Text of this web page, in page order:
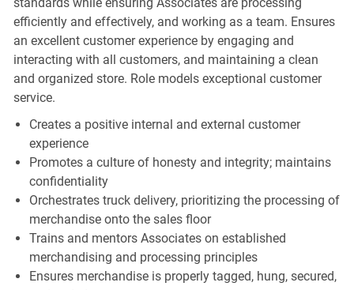
efficiently and effectively, and working as a team. Ensures
an excellent customer experience by engaging and
interacting with all customers, and maintaining a clean
and organized store. Role models exceptional customer
service.
Creates a positive internal and external customer
experience
Promotes a culture of honesty and integrity; maintains
confidentiality
Orchestrates truck delivery, prioritizing the processing of
merchandise onto the sales floor
Trains and mentors Associates on established
merchandising and processing principles
Ensures merchandise is properly tagged, hung, secured,